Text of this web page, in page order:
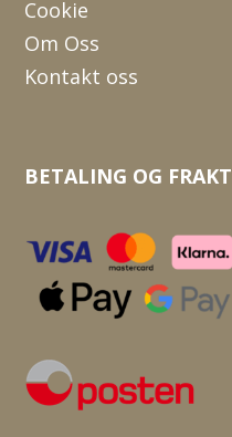
Cookie
Om Oss
Kontakt oss
BETALING OG FRAKT